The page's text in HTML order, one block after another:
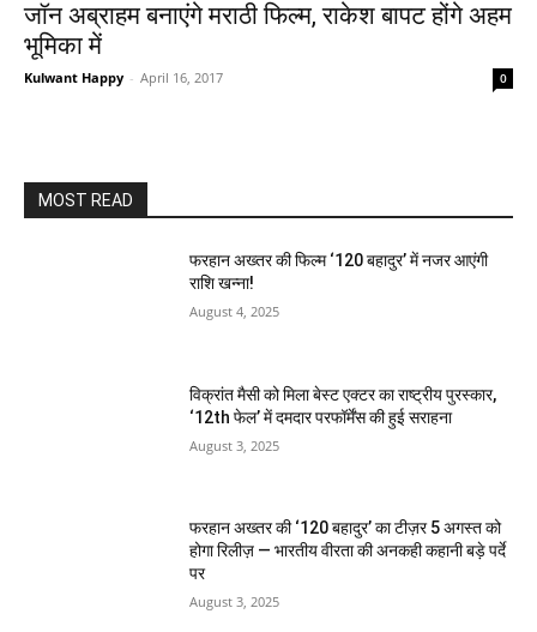
जॉन अब्राहम बनाएंगे मराठी फिल्‍म, राकेश बापट होंगे अहम
भूमिका में
Kulwant Happy - April 16, 2017 0
MOST READ
फरहान अख्तर की फिल्म ‘120 बहादुर’ में नजर आएंगी
राशि खन्ना!
August 4, 2025
विक्रांत मैसी को मिला बेस्ट एक्टर का राष्ट्रीय पुरस्कार,
‘12th फेल’ में दमदार परफॉर्मेंस की हुई सराहना
August 3, 2025
फरहान अख्तर की ‘120 बहादुर’ का टीज़र 5 अगस्त को
होगा रिलीज़ — भारतीय वीरता की अनकही कहानी बड़े पर्दे
पर
August 3, 2025